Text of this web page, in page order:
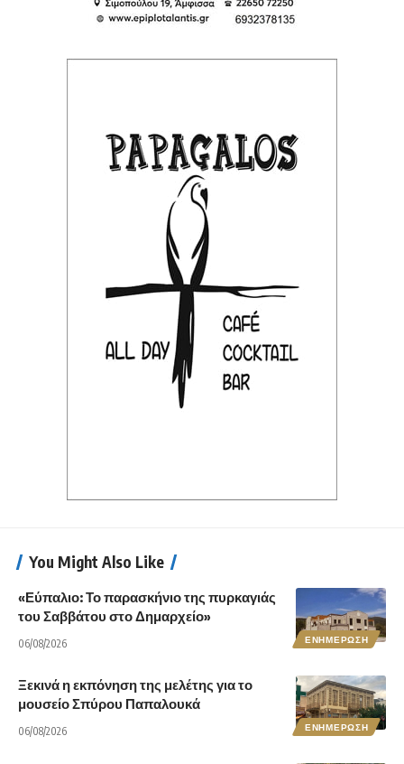
You Might Also Like
ΕΝΗΜΕΡΩΣΗ
«Εύπαλιο: Το παρασκήνιο της πυρκαγιάς
του Σαββάτου στο Δημαρχείο»
06/08/2026
ΕΝΗΜΕΡΩΣΗ
Ξεκινά η εκπόνηση της μελέτης για το
μουσείο Σπύρου Παπαλουκά
06/08/2026